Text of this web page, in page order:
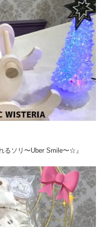
るソリ〜Uber Smile〜☆』